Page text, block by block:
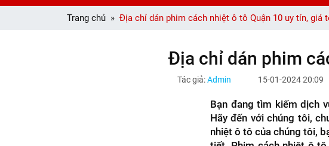
Trang chủ Địa chỉ dán phim cách nhiệt ô tô Quận 10 uy tín, giá
Địa chỉ dán phim
Tác giả:Admin 15-01-2024 20:09
Bạn đang tìm kiếm dịch
Hãy đến với chúng tôi,
nhiệt ô tô của chúng tôi,